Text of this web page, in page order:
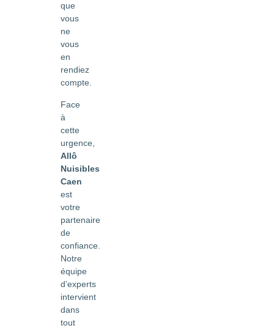
que
vous
ne
vous
en
rendiez
compte.
Face
à
cette
urgence,
Allô
Nuisibles
Caen
est
votre
partenaire
de
confiance.
Notre
équipe
d’experts
intervient
dans
tout